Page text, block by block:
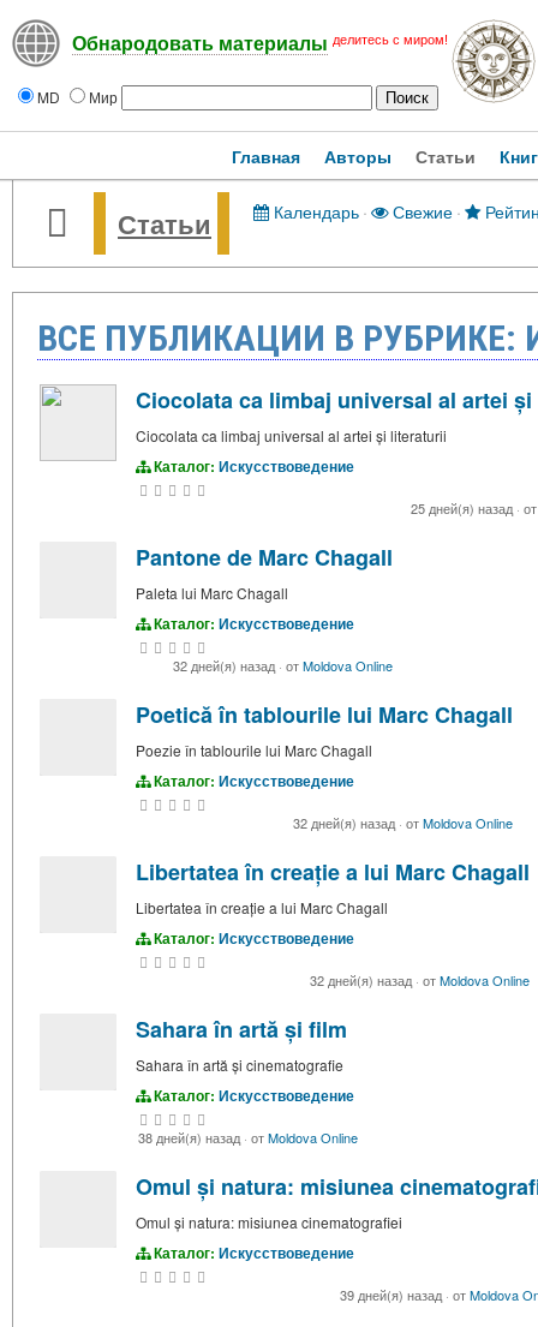
Обнародовать материалы делитесь с миром!
MD Мир
Главная Авторы Статьи
Статьи Календарь· Свежие·
ВСЕ ПУБЛИКАЦИИ В РУБРИКЕ:
Ciocolata ca limbaj universal al artei
Ciocolata ca limbaj universal al artei și literaturii
Каталог: Искусствоведение
25 дней(я) назад ·
Pantone de Marc Chagall
Paleta lui Marc Chagall
Каталог: Искусствоведение
32 дней(я) назад · отMoldova Online
Poetică în tablourile lui Marc Chagall
Poezie în tablourile lui Marc Chagall
Каталог: Искусствоведение
32 дней(я) назад · отMoldova Online
Libertatea în creație a lui Marc Chagall
Libertatea în creație a lui Marc Chagall
Каталог: Искусствоведение
32 дней(я) назад · отMoldova Online
Sahara în artă și film
Sahara în artă și cinematografie
Каталог: Искусствоведение
38 дней(я) назад · отMoldova Online
Omul și natura: misiunea
Omul și natura: misiunea cinematografiei
Каталог: Искусствоведение
39 дней(я) назад · отMoldova